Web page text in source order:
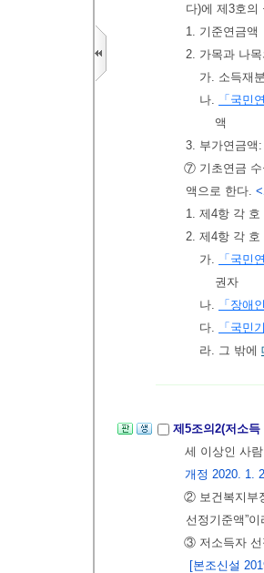
다)에 제3호
1. 기준연금액
2. 가목과 나
가. 소득재
나.
「국민
액
3. 부가연금액
⑦ 기초연금 수
액으로 한다.
1. 제4항 각
2. 제4항 각
가.
「국민
권자
나.
「장애
다.
「국민
라. 그 밖에
제5조의2(저소
세 이상인 사
개정 2020. 1.
② 보건복지부
선정기준액”
③ 저소득자 선
[본조신설